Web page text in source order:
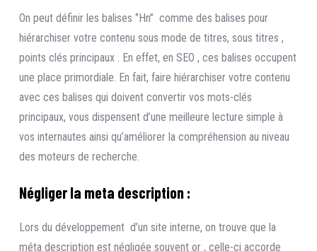
On peut définir les balises ‘’Hn’’ comme des balises pour
hiérarchiser votre contenu sous mode de titres, sous titres ,
points clés principaux . En effet, en SEO , ces balises occupent
une place primordiale. En fait, faire hiérarchiser votre contenu
avec ces balises qui doivent convertir vos mots-clés
principaux, vous dispensent d’une meilleure lecture simple à
vos internautes ainsi qu’améliorer la compréhension au niveau
des moteurs de recherche.
Négliger la meta description :
Lors du développement d’un site interne, on trouve que la
méta description est négligée souvent or , celle-ci accorde